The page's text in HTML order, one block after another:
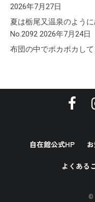
2026年7月27日
夏は栃尾又温泉のよう
No.2092 2026年7月24日
布団の中でポカポカし
自在館公式HP
よくある
©